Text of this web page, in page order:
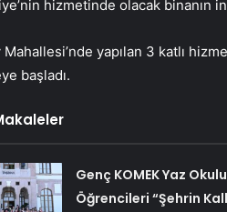
hizmetinde olacak binanın
Mahallesi’nde yapılan 3 katlı
başladı.
Genç KOMEK Yaz Okulu
Öğrencileri “Şehrin